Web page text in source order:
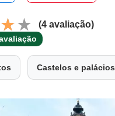
(4 avaliação)
Castelos e palácios